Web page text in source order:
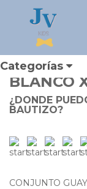
Categorías
Productos
CONJUNTO
PARA
BLANCO
¿DONDE
BAUTIZO?
CONJUNTO